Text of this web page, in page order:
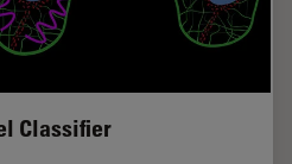
Classifier